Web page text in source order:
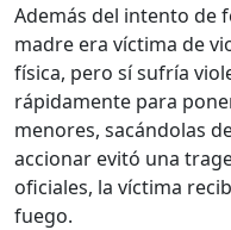
Además del intento de
madre era víctima de
física, pero sí sufría
rápidamente para
menores, sacándolas
accionar evitó una
oficiales, la víctima
fuego.